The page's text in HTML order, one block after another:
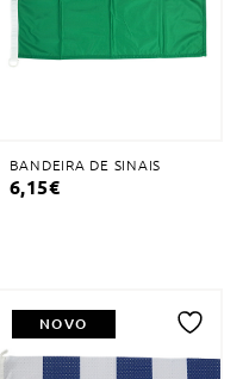
desejos
BANDEIRA DE SINAIS
6,15€
NOVO